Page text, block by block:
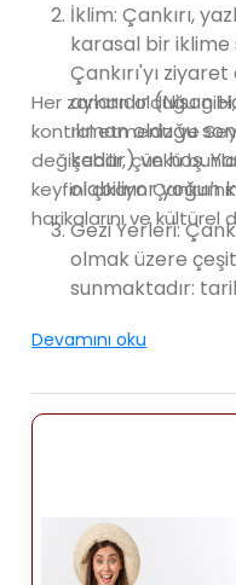
İklim: Çankırı,
karasal bir iklime
Çankırı'yı
aylarıdır (Nisan Haziran'a kadar) ve havanın
ılıman olduğu
kadar) ve hoş.
olabiliyor yoğun
Gezi Yerleri:
olmak üzere
sunmaktadır:
gezilecek popüler
Bizans'a kadar
müzeye ev
Her zaman olduğu
kontrol etmeniz ve
değişebilir, çünkü
keyfini çıkarın
harikalarını ve
Devamını oku